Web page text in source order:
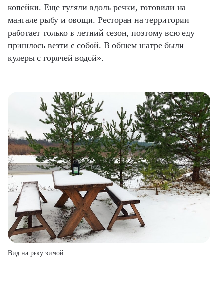
копейки. Еще гуляли вдоль речки, готовили на
мангале рыбу и овощи. Ресторан на территории
работает только в летний сезон, поэтому всю еду
пришлось везти с собой. В общем шатре были
кулеры с горячей водой».
Вид на реку зимой